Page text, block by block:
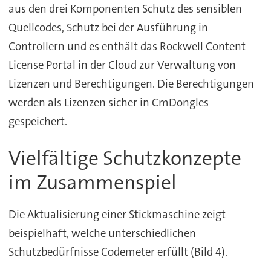
aus den drei Komponenten Schutz des sensiblen
Quellcodes, Schutz bei der Ausführung in
Controllern und es enthält das Rockwell Content
License Portal in der Cloud zur Verwaltung von
Lizenzen und Berechtigungen. Die Berechtigungen
werden als Lizenzen sicher in CmDongles
gespeichert.
Vielfältige Schutzkonzepte
im Zusammenspiel
Die Aktualisierung einer Stickmaschine zeigt
beispielhaft, welche unterschiedlichen
Schutzbedürfnisse Codemeter erfüllt (Bild 4).